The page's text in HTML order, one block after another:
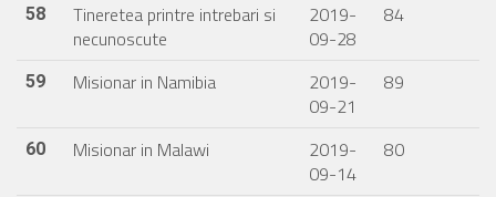
58
Tineretea printre intrebari si
necunoscute
2019-
09-28
84
59 Misionar in Namibia
2019-
09-21
89
60 Misionar in Malawi
2019-
09-14
80